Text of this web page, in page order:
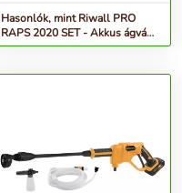
Hasonlók, mint Riwall PRO
RAPS 2020 SET - Akkus ágvágó
láncfűrész 20 V